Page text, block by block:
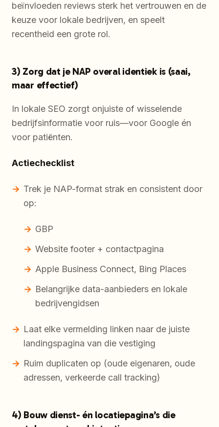
beïnvloeden reviews sterk het vertrouwen en de
keuze voor lokale bedrijven, en speelt
recentheid een grote rol.
3) Zorg dat je NAP overal identiek is (saai,
maar effectief)
In lokale SEO zorgt onjuiste of wisselende
bedrijfsinformatie voor ruis—voor Google én
voor patiënten.
Actiechecklist
Trek je NAP-format strak en consistent door
op:
GBP
Website footer + contactpagina
Apple Business Connect, Bing Places
Belangrijke data-aanbieders en lokale
bedrijvengidsen
Laat elke vermelding linken naar de juiste
landingspagina van die vestiging
Ruim duplicaten op (oude eigenaren, oude
adressen, verkeerde call tracking)
4) Bouw dienst- én locatiepagina’s die